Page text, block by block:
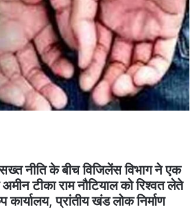
नीति के बीच विजिलेंस विभाग ने एक
अमीन टीका राम नौटियाल को रिश्वत लेते
कार्यालय, प्रांतीय खंड लोक निर्माण